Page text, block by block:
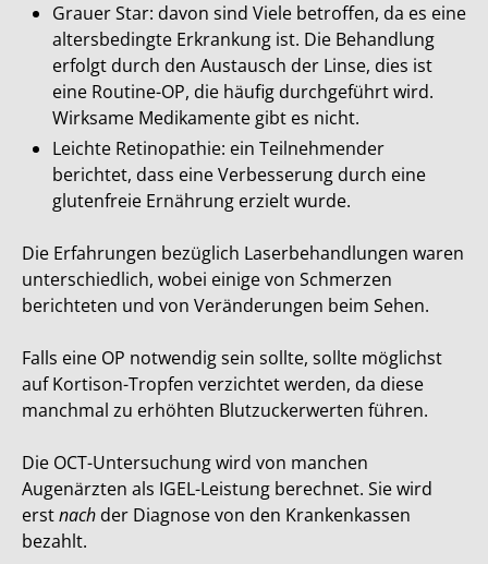
Grauer Star: davon sind Viele betroffen, da es eine
altersbedingte Erkrankung ist. Die Behandlung
erfolgt durch den Austausch der Linse, dies ist
eine Routine-OP, die häufig durchgeführt wird.
Wirksame Medikamente gibt es nicht.
Leichte Retinopathie: ein Teilnehmender
berichtet, dass eine Verbesserung durch eine
glutenfreie Ernährung erzielt wurde.
Die Erfahrungen bezüglich Laserbehandlungen waren
unterschiedlich, wobei einige von Schmerzen
berichteten und von Veränderungen beim Sehen.
Falls eine OP notwendig sein sollte, sollte möglichst
auf Kortison-Tropfen verzichtet werden, da diese
manchmal zu erhöhten Blutzuckerwerten führen.
Die OCT-Untersuchung wird von manchen
Augenärzten als IGEL-Leistung berechnet. Sie wird
erstnach der Diagnose von den Krankenkassen
bezahlt.